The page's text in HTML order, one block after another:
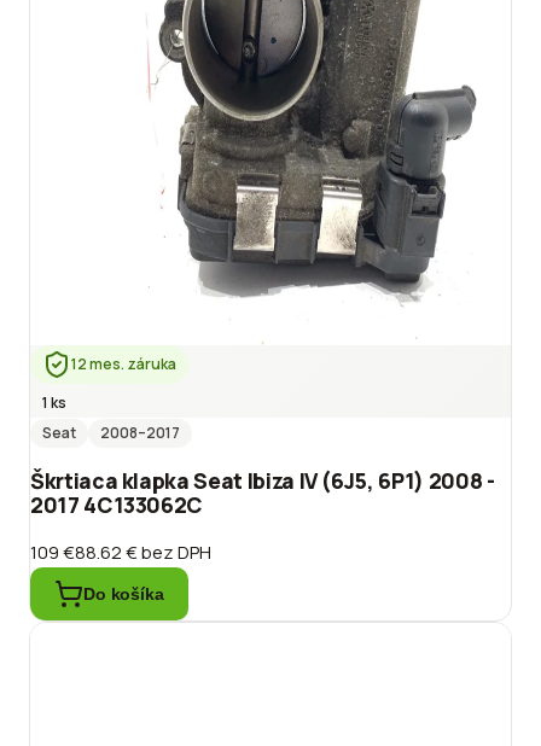
12 mes. záruka
1 ks
Seat
2008–2017
Škrtiaca klapka Seat Ibiza IV (6J5, 6P1) 2008 -
2017 4C133062C
109 €88.62 €bez DPH
Do košíka